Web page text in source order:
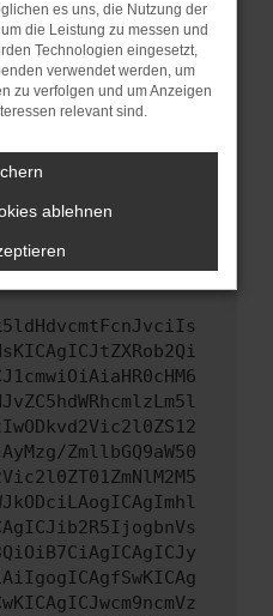
nicht nur ein
kann auch dazu
Funktionen nicht mehr
Schritte versucht
zu beheben. Du kannst
um uns bei der
ZmllbGQ9aW50
es uns, die Nutzung der
die Leistung zu messen und
Technologien eingesetzt,
verwendet werden, um
zu verfolgen und um Anzeigen
relevant sind.
ablehnen